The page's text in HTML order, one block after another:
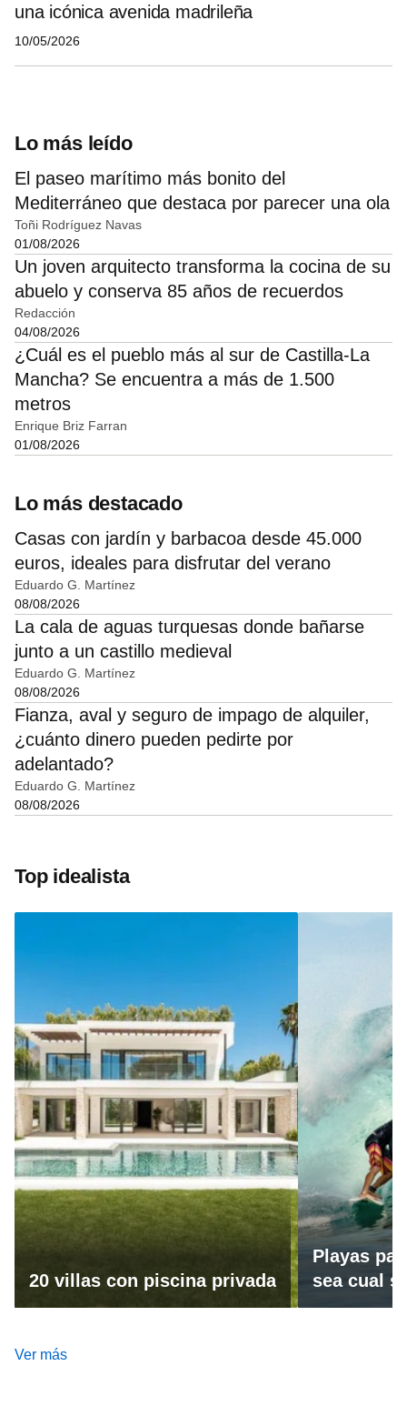
una icónica avenida madrileña
10/05/2026
Lo más leído
El paseo marítimo más bonito del
Mediterráneo que destaca por parecer una ola
Toñi Rodríguez Navas
01/08/2026
Un joven arquitecto transforma la cocina de su
abuelo y conserva 85 años de recuerdos
Redacción
04/08/2026
¿Cuál es el pueblo más al sur de Castilla-La
Mancha? Se encuentra a más de 1.500
metros
Enrique Briz Farran
01/08/2026
Lo más destacado
Casas con jardín y barbacoa desde 45.000
euros, ideales para disfrutar del verano
Eduardo G. Martínez
08/08/2026
La cala de aguas turquesas donde bañarse
junto a un castillo medieval
Eduardo G. Martínez
08/08/2026
Fianza, aval y seguro de impago de alquiler,
¿cuánto dinero pueden pedirte por
adelantado?
Eduardo G. Martínez
08/08/2026
Top idealista
20 villas con piscina privada
Playas
sea cual
Ver más